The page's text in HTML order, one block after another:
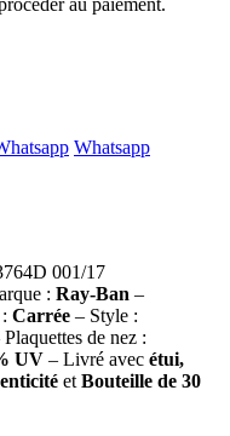
Whatsapp
001/17
: Ray-Ban –
Carrée – Style :
Plaquettes de nez :
UV – Livré avec étui,
et Bouteille de 30